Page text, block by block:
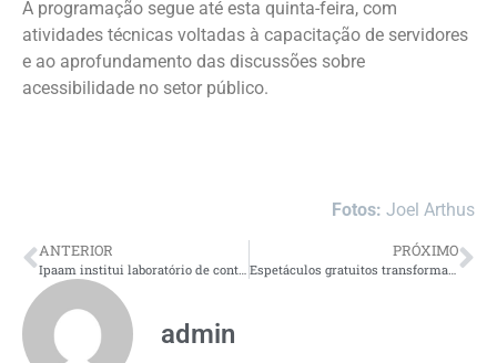
A programação segue até esta quinta-feira, com
atividades técnicas voltadas à capacitação de servidores
e ao aprofundamento das discussões sobre
acessibilidade no setor público.
Fotos: Joel Arthus
ANTERIOR PRÓXIMO
Espetáculos gratuitos transformam Manaus em palco da potência do circo amazônico com a II CACIRCO
admin